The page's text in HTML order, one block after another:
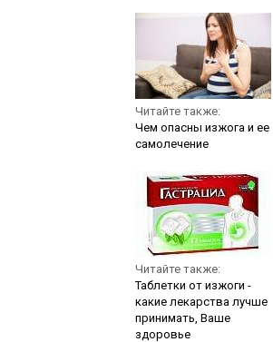
Читайте также:
Чем опасны изжога и ее
самолечение
Читайте также:
Таблетки от изжоги -
какие лекарства лучше
принимать, Ваше
здоровье